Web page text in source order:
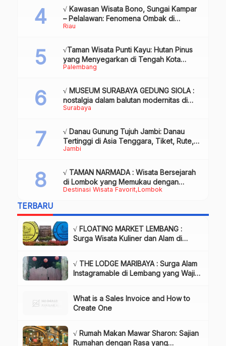
Riau
√ Kawasan Wisata Bono, Sungai Kampar
– Pelalawan: Fenomena Ombak di
Tengah Sungai yang Mendunia, Review
Palembang
√Taman Wisata Punti Kayu: Hutan Pinus
yang Menyegarkan di Tengah Kota
Palembang
Surabaya
√ MUSEUM SURABAYA GEDUNG SIOLA :
nostalgia dalam balutan modernitas di
tengah kota pahlawan, Review & Info
Jambi
√ Danau Gunung Tujuh Jambi: Danau
Tertinggi di Asia Tenggara, Tiket, Rute,
Daya Tarik & Tips Lengkap
Destinasi Wisata Favorit Lombok
√ TAMAN NARMADA : Wisata Bersejarah
di Lombok yang Memukau dengan
Keindahan Alam & Budaya
TERBARU
√ FLOATING MARKET LEMBANG :
Surga Wisata Kuliner dan Alam di
√ THE LODGE MARIBAYA : Surga Alam
Instagramable di Lembang yang Wajib
What is a Sales Invoice and How to
Create One
√ Rumah Makan Mawar Sharon: Sajian
Rumahan dengan Rasa yang